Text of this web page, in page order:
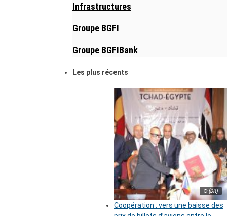
Infrastructures
Groupe BGFI
Groupe BGFIBank
Les plus récents
© (DR)
Coopération : vers une baisse des